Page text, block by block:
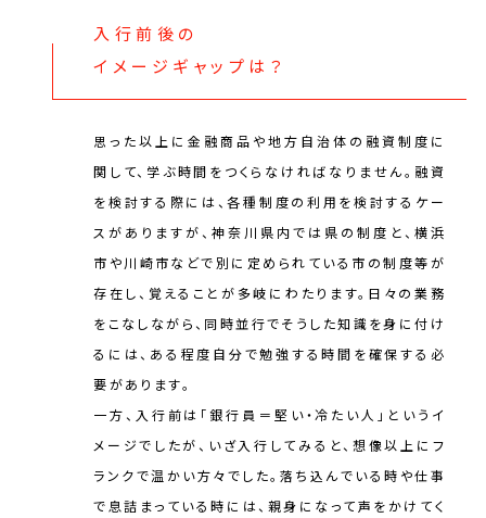
入行前後の
イメージギャップは？
思った以上に金融商品や地方自治体の融資制度に
関して、学ぶ時間をつくらなければなりません。融資
を検討する際には、各種制度の利用を検討するケー
スがありますが、神奈川県内では県の制度と、横浜
市や川崎市などで別に定められている市の制度等が
存在し、覚えることが多岐にわたります。日々の業務
をこなしながら、同時並行でそうした知識を身に付け
るには、ある程度自分で勉強する時間を確保する必
要があります。
一方、入行前は「銀行員＝堅い・冷たい人」というイ
メージでしたが、いざ入行してみると、想像以上にフ
ランクで温かい方々でした。落ち込んでいる時や仕事
で息詰まっている時には、親身になって声をかけてく